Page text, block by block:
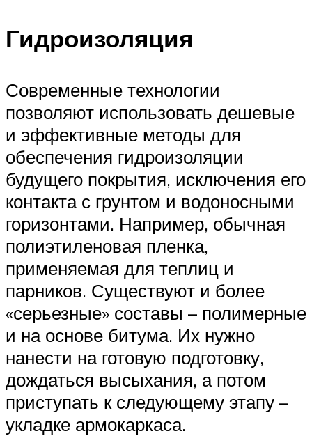
Гидроизоляция
Современные технологии
позволяют использовать дешевые
и эффективные методы для
обеспечения гидроизоляции
будущего покрытия, исключения его
контакта с грунтом и водоносными
горизонтами. Например, обычная
полиэтиленовая пленка,
применяемая для теплиц и
парников. Существуют и более
«серьезные» составы – полимерные
и на основе битума. Их нужно
нанести на готовую подготовку,
дождаться высыхания, а потом
приступать к следующему этапу –
укладке армокаркаса.